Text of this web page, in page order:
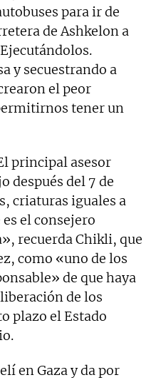
para ir de
de Ashkelon a
y secuestrando a
el peor
tener un
principal asesor
después del 7 de
criaturas iguales a
el consejero
recuerda Chikli, que
como «uno de los
de que haya
de los
plazo el Estado
en Gaza y da por